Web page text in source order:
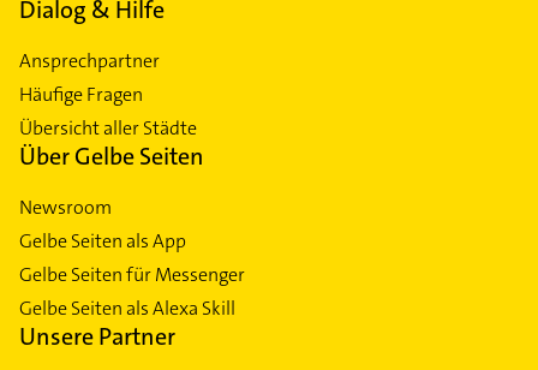
Dialog & Hilfe
Ansprechpartner
Häufige Fragen
Übersicht aller Städte
Über Gelbe Seiten
Newsroom
Gelbe Seiten als App
Gelbe Seiten für Messenger
Gelbe Seiten als Alexa Skill
Unsere Partner